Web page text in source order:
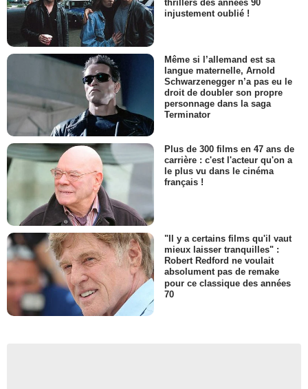
thrillers des années 90
injustement oublié !
Même si l’allemand est sa
langue maternelle, Arnold
Schwarzenegger n’a pas eu le
droit de doubler son propre
personnage dans la saga
Terminator
Plus de 300 films en 47 ans de
carrière : c'est l'acteur qu'on a
le plus vu dans le cinéma
français !
"Il y a certains films qu'il vaut
mieux laisser tranquilles" :
Robert Redford ne voulait
absolument pas de remake
pour ce classique des années
70